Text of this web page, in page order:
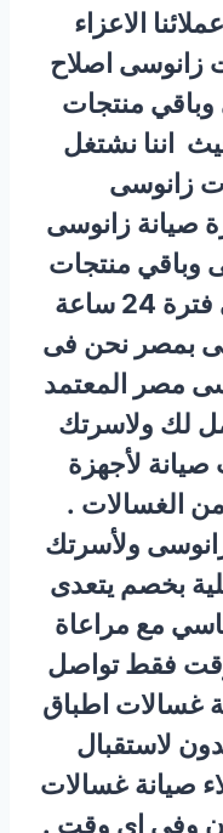
الاعزاء
زانوسى اصلاح
منتجات
اننا نشتغل
زانوسى
صيانة زانوسى
وباقي منتجات
شركة زانوسى وذلك على فترة 24 ساعة
بمصر نحن فى
مصر المعتمد
لك ولاسرتك
لأجهزة
الغسالات .
ولأسرتك
بخصم يتعدى
مع مراعاة
فقط تواصل
غسالات اطباق
لاستقبال
صيانة غسالات
وفى اى وقت .